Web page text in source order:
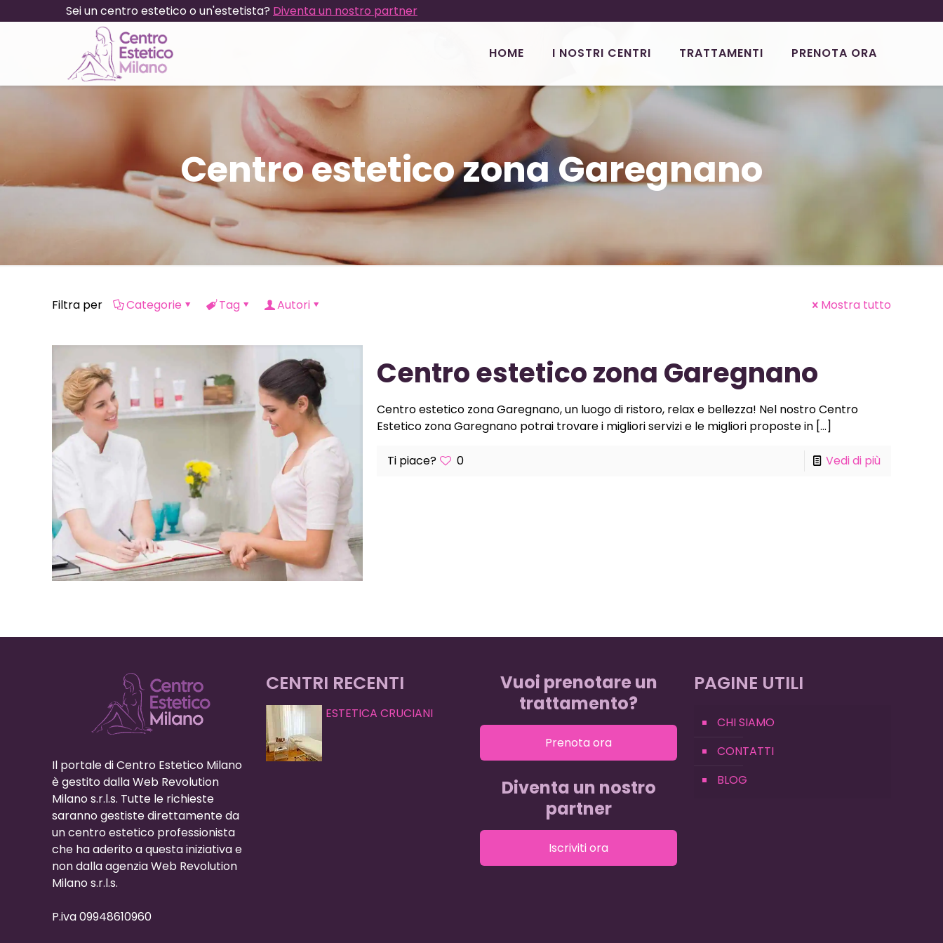
Sei un centro estetico o un'estetista? Diventa un nostro partner
HOME I NOSTRI CENTRI TRATTAMENTI PRENOTA ORA
Centro estetico zona Garegnano
Filtra per Categorie Tag Autori Mostra tutto
Centro estetico zona Garegnano
Centro estetico zona Garegnano, un luogo di ristoro, relax e bellezza! Nel nostro Centro
Estetico zona Garegnano potrai trovare i migliori servizi e le migliori proposte in[…]
Ti piace? 0 Vedi di più
Il portale di Centro Estetico Milano
è gestito dalla Web Revolution
Milano s.r.l.s. Tutte le richieste
saranno gestiste direttamente da
un centro estetico professionista
che ha aderito a questa iniziativa e
non dalla agenzia Web Revolution
Milano s.r.l.s.
P.iva 09948610960
CENTRI RECENTI
ESTETICA CRUCIANI
Vuoi prenotare un
trattamento?
Prenota ora
Diventa un nostro
partner
Iscriviti ora
PAGINE UTILI
CHI SIAMO
CONTATTI
BLOG